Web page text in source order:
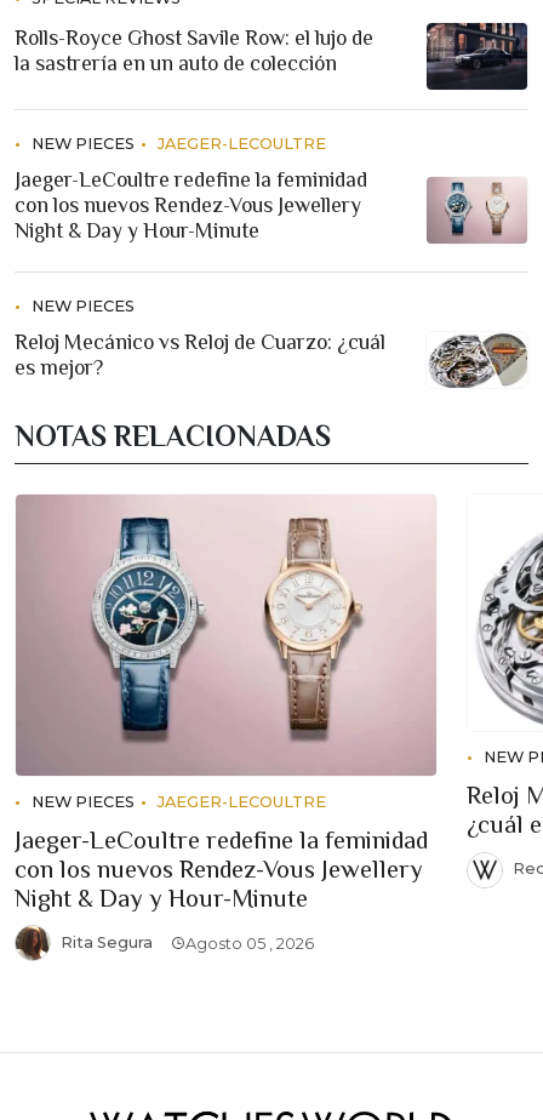
Rolls-Royce Ghost Savile Row: el lujo de
la sastrería en un auto de colección
NEW PIECES JAEGER-LECOULTRE
Jaeger-LeCoultre redefine la feminidad
con los nuevos Rendez-Vous Jewellery
Night & Day y Hour-Minute
NEW PIECES
Reloj Mecánico vs Reloj de Cuarzo: ¿cuál
es mejor?
NOTAS RELACIONADAS
NEW PIECES JAEGER-LECOULTRE
Jaeger-LeCoultre redefine la feminidad
con los nuevos Rendez-Vous Jewellery
Night & Day y Hour-Minute
Rita Segura Agosto 05 , 2026
NEW
Reloj
¿cuál